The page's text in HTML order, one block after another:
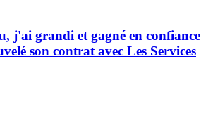
j'ai grandi et gagné en confiance
son contrat avec Les Services